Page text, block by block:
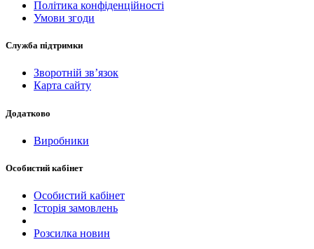
Політика конфіденційності
Умови згоди
Служба підтримки
Зворотній зв’язок
Карта сайту
Додатково
Виробники
Особистий кабінет
Особистий кабінет
Історія замовлень
Розсилка новин